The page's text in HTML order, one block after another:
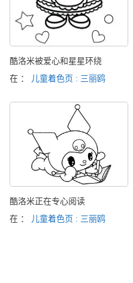
酷洛米被爱心和星星环绕
在 ：
儿童着色页 : 三丽鸥
酷洛米正在专心阅读
在 ：
儿童着色页 : 三丽鸥